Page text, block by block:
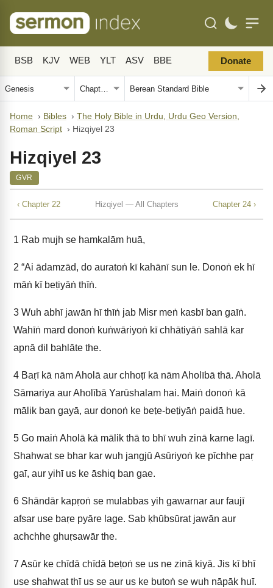
BSB KJV WEB YLT ASV BBE Donate
Home › Bibles › The Holy Bible in Urdu, Urdu Geo Version,
Roman Script › Hizqiyel 23
Hizqiyel 23
GVR
‹ Chapter 22 Hizqiyel — All Chapters Chapter 24 ›
1 Rab mujh se hamkalām huā,
2 “Ai ādamzād, do auratoṅ kī kahānī sun le. Donoṅ ek hī
māṅ kī beṭiyāṅ thīṅ.
3 Wuh abhī jawān hī thīṅ jab Misr meṅ kasbī ban gaīṅ.
Wahīṅ mard donoṅ kuṅwāriyoṅ kī chhātiyāṅ sahlā kar
apnā dil bahlāte the.
4 Baṛī kā nām Aholā aur chhoṭī kā nām Aholībā thā. Aholā
Sāmariya aur Aholībā Yarūshalam hai. Maiṅ donoṅ kā
mālik ban gayā, aur donoṅ ke beṭe-beṭiyāṅ paidā hue.
5 Go maiṅ Aholā kā mālik thā to bhī wuh zinā karne lagī.
Shahwat se bhar kar wuh jangjū Asūriyoṅ ke pīchhe paṛ
gaī, aur yihī us ke āshiq ban gae.
6 Shāndār kapṛoṅ se mulabbas yih gawarnar aur faujī
afsar use baṛe pyāre lage. Sab ḳhūbsūrat jawān aur
achchhe ghuṛsawār the.
7 Asūr ke chīdā chīdā beṭoṅ se us ne zinā kiyā. Jis kī bhī
use shahwat thī us se aur us ke butoṅ se wuh nāpāk huī.